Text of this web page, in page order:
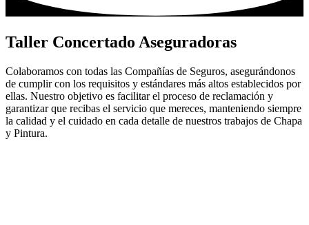
Taller Concertado Aseguradoras
Colaboramos con todas las Compañías de Seguros, asegurándonos
de cumplir con los requisitos y estándares más altos establecidos por
ellas. Nuestro objetivo es facilitar el proceso de reclamación y
garantizar que recibas el servicio que mereces, manteniendo siempre
la calidad y el cuidado en cada detalle de nuestros trabajos de Chapa
y Pintura.